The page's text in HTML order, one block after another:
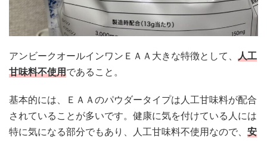
アンビークオールインワンＥＡＡ大きな特徴として、 人工
甘味料不使用であること。
基本的には、ＥＡＡのパウダータイプは人工甘味料が配合
されていることが多いです。健康に気を付けている人には
特に気になる部分でもあり、人工甘味料不使用なので、 安